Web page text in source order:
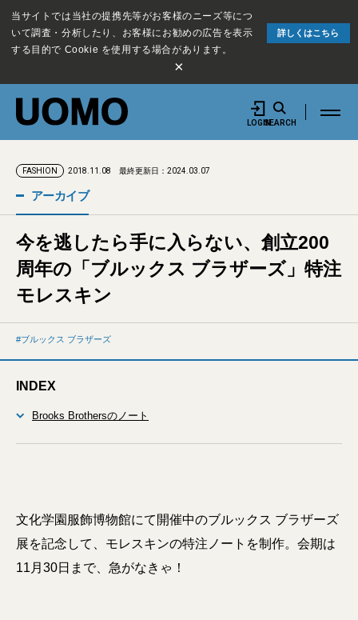
当サイトでは当社の提携先等がお客様のニーズ等につ
いて調査・分析したり、お客様にお勧めの広告を表示
する目的で Cookie を使用する場合があります。
詳しくはこちら
×
LOGINSEARCH
FASHION 2018.11.08 最終更新日：2024.03.07
アーカイブ
今を逃したら手に入らない、創立200
周年の「ブルックス ブラザーズ」特注
モレスキン
ブルックス ブラザーズ
INDEX
Brooks Brothersのノート
文化学園服飾博物館にて開催中のブルックス ブラザーズ
展を記念して、モレスキンの特注ノートを制作。会期は
11月30日まで、急がなきゃ！